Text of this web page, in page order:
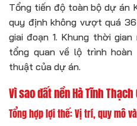
Tổng tiến độ toàn bộ dự án
quy định không vượt quá
giai đoạn 1. Khung thời
tổng quan về lộ trình
thuật của dự án.
Vì sao đất nền Hà Tĩnh
Tổng hợp lợi thế: Vị trí, quy mô